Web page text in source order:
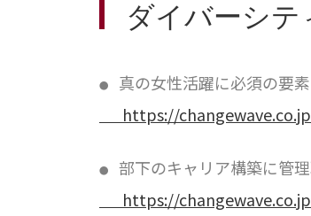
ダイバーシテ
● 真の女性活躍に必須の要
https://
● 部下のキャリア構築に管
https://